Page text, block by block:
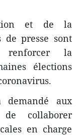
et de la
de presse sont
la
élections
aux
de collaborer
en charge